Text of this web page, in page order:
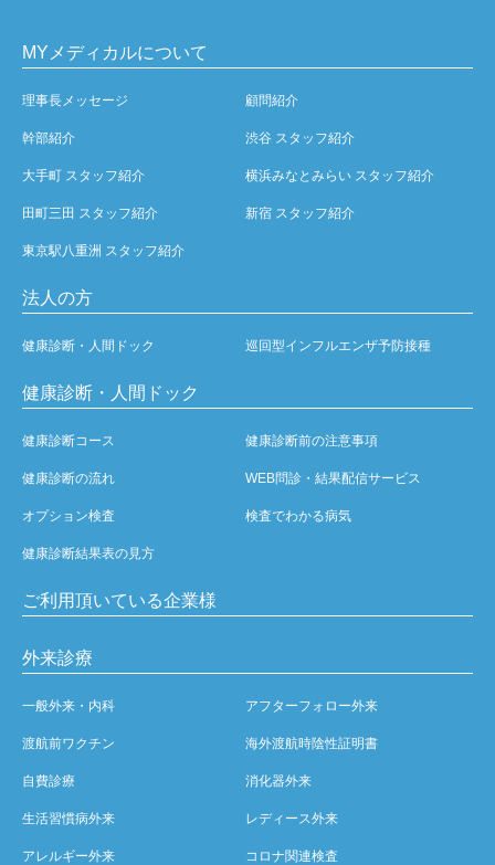
MYメディカルについて
理事長メッセージ 顧問紹介
幹部紹介 渋谷 スタッフ紹介
大手町 スタッフ紹介 横浜みなとみらい スタッフ紹介
田町三田 スタッフ紹介 新宿 スタッフ紹介
東京駅八重洲 スタッフ紹介
法人の方
健康診断・人間ドック 巡回型インフルエンザ予防接種
健康診断・人間ドック
健康診断コース 健康診断前の注意事項
健康診断の流れ WEB問診・結果配信サービス
オプション検査 検査でわかる病気
健康診断結果表の見方
ご利用頂いている企業様
外来診療
一般外来・内科 アフターフォロー外来
渡航前ワクチン 海外渡航時陰性証明書
自費診療 消化器外来
生活習慣病外来 レディース外来
アレルギー外来 コロナ関連検査